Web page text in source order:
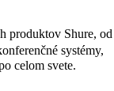
produktov Shure, od
systémy,
celom svete.